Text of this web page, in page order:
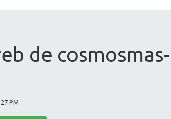
de cosmosmas-
PM